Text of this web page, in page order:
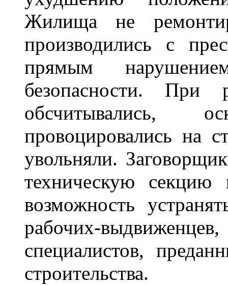
Жилища не
производились с
прямым
безопасности. При
обсчитывались,
провоцировались на
увольняли.
техническую
возможность
рабочих-
специалистов,
строительства.